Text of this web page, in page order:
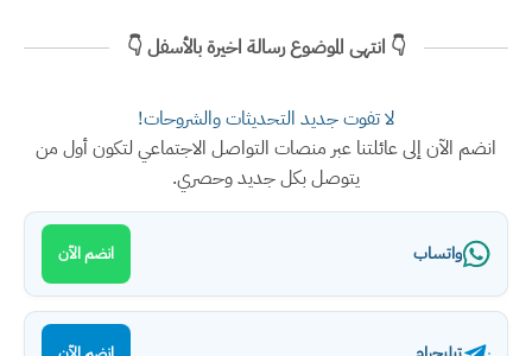
👇 انتهى الموضوع رسالة اخيرة بالأسفل 👇
لا تفوت جديد التحديثات والشروحات!
انضم الآن إلى عائلتنا عبر منصات التواصل الاجتماعي لتكون أول من
يتوصل بكل جديد وحصري.
واتساب انضم الآن